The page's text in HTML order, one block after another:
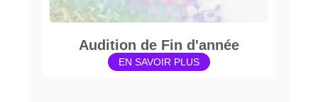
Audition de Fin d'année
EN SAVOIR PLUS